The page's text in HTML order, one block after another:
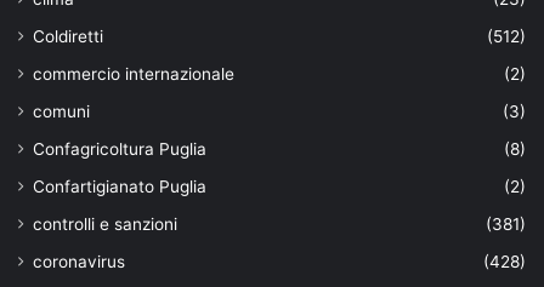
Coldiretti
(512)
commercio internazionale
(2)
comuni
(3)
Confagricoltura Puglia
(8)
Confartigianato Puglia
(2)
controlli e sanzioni
(381)
coronavirus
(428)